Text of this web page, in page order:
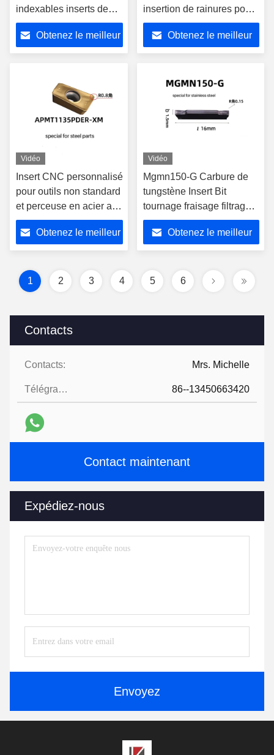
Contacts
Contacts: Mrs. Michelle
Télégramme: 86--13450663420
Contact maintenant
Expédiez-nous
Envoyez
indexables inserts de
fraisage personnalisés
Obtenez le meilleur
insertion de rainures pour
le fraisage et le
déchiquetage
Obtenez le meilleur
Vidéo
Insert CNC personnalisé
pour outils non standard
et perceuse en acier au
tungstène
Obtenez le meilleur
Vidéo
Mgmn150-G Carbure de
tungstène Insert Bit
tournage fraisage filtrage
forage de rainures
Obtenez le meilleur
1 2 3 4 5 6